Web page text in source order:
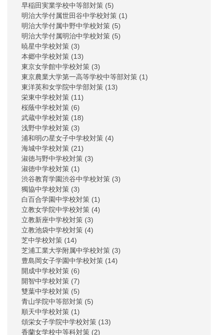
早稲田実業学校中等部対策 (5)
明治大学付属世田谷中学校対策 (1)
明治大学付属中野中学校対策 (5)
明治大学付属明治中学校対策 (5)
暁星中学校対策 (3)
本郷中学校対策 (13)
東京女学館中学校対策 (3)
東京農業大学第一高等学校中等部対策 (1)
東洋英和女学院中学部対策 (13)
栄東中学校対策 (11)
桜蔭中学校対策 (6)
武蔵中学校対策 (18)
浅野中学校対策 (3)
浦和明の星女子中学校対策 (4)
海城中学校対策 (21)
淑徳与野中学校対策 (3)
淑徳中学校対策 (1)
渋谷教育学園渋谷中学校対策 (3)
獨協中学校対策 (3)
白百合学園中学校対策 (1)
立教女学院中学校対策 (4)
立教新座中学校対策 (3)
立教池袋中学校対策 (4)
芝中学校対策 (14)
芝浦工業大学附属中学校対策 (3)
豊島岡女子学園中学校対策 (14)
開成中学校対策 (6)
開智中学校対策 (7)
雙葉中学校対策 (5)
青山学院中等部対策 (5)
順天中学校対策 (1)
頌栄女子学院中学校対策 (13)
香蘭女学校中等科対策 (2)